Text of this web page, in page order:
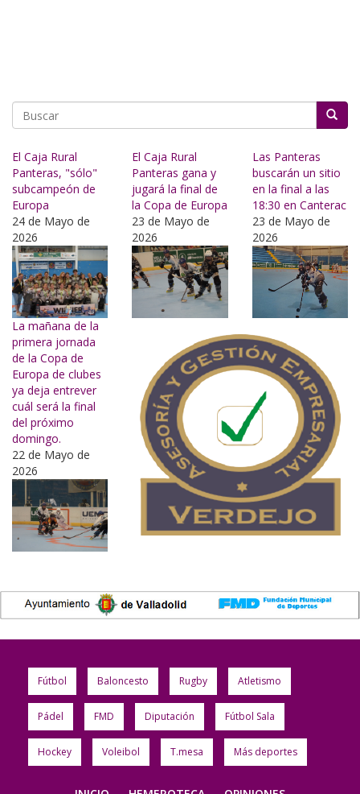
El Caja Rural
Panteras, "sólo"
subcampeón de
Europa
24 de Mayo de
2026
El Caja Rural
Panteras gana y
jugará la final de
la Copa de Europa
23 de Mayo de
2026
Las Panteras
buscarán un sitio
en la final a las
18:30 en Canterac
23 de Mayo de
2026
La mañana de la
primera jornada
de la Copa de
Europa de clubes
ya deja entrever
cuál será la final
del próximo
domingo.
22 de Mayo de
2026
Fútbol Baloncesto Rugby Atletismo
Pádel FMD Diputación Fútbol Sala
Hockey Voleibol T.mesa Más deportes